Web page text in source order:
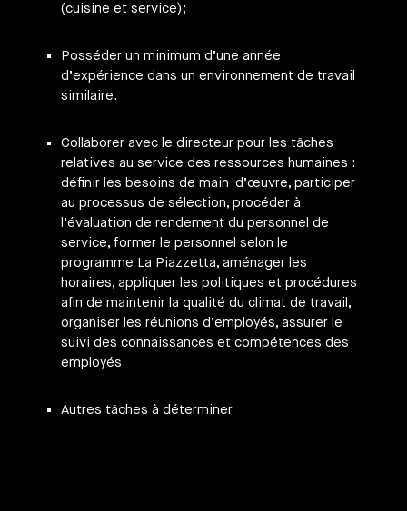
(cuisine et service);
Posséder un minimum d’une année
d’expérience dans un environnement de travail
similaire.
Collaborer avec le directeur pour les tâches
relatives au service des ressources humaines :
définir les besoins de main-d’œuvre, participer
au processus de sélection, procéder à
l’évaluation de rendement du personnel de
service, former le personnel selon le
programme La Piazzetta, aménager les
horaires, appliquer les politiques et procédures
afin de maintenir la qualité du climat de travail,
organiser les réunions d’employés, assurer le
suivi des connaissances et compétences des
employés
Autres tâches à déterminer